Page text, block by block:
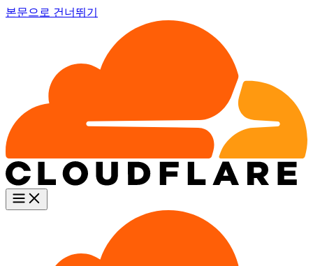
본문으로 건너뛰기